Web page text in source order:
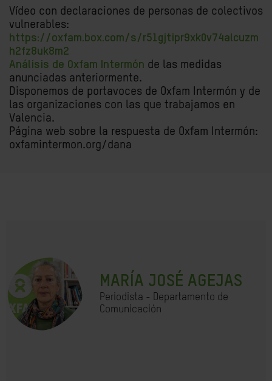
Vídeo con declaraciones de personas de colectivos
vulnerables:
https://oxfam.box.com/s/r51gjtipr9xk0v74alcuzm
h2fz8uk8m2
Análisis de Oxfam Intermón de las medidas
anunciadas anteriormente.
Disponemos de portavoces de Oxfam Intermón y de
las organizaciones con las que trabajamos en
Valencia.
Página web sobre la respuesta de Oxfam Intermón:
oxfamintermon.org/dana
MARÍA JOSÉ AGEJAS
Periodista - Departamento de
Comunicación